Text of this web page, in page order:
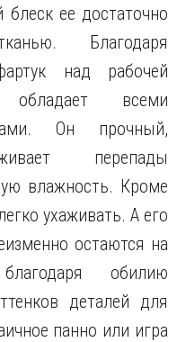
ее достаточно
Благодаря
над рабочей
обладает всеми
Он прочный,
перепады
влажность. Кроме
ухаживать. А его
остаются на
обилию
деталей для
панно или игра